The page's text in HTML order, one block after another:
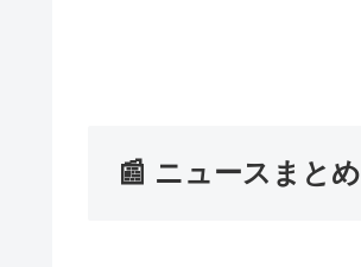
📰 ニュースまとめ